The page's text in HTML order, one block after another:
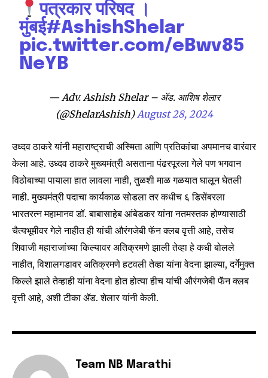
SUBSCRIBERS and be part of the
conversation.
To subscribe, simply enter your email address on our website
or click the subscribe button below. Don't worry, we respect
your privacy and won't spam your inbox. Your information is
safe with us.
SUBSCRIBE
I've read and accept the Privacy Policy .
पत्रकार परिषद ।
मुंबई#AshishShelar
pic.twitter.com/eBwv85
NeYB
— Adv. Ashish Shelar – ॲड. आशिष शेलार
(@ShelarAshish)August 28, 2024
उध्दव ठाकरे यांनी महाराष्ट्राची अस्मिता आणि प्रतिकांचा अपमानच वारंवार
केला आहे. उध्दव ठाकरे मुख्यमंत्री असताना पंढरपूरला गेले पण भगवान
विठोबाच्या पायाला हात लावला नाही, तुळशी माळ गळयात घालून घेतली
नाही. मुख्यमंत्री पदाचा कार्यकाळ सोडला तर कधीच ६ डिसेंबरला
भारतरत्न महामानव डॉ. बाबासाहेब आंबेडकर यांना नतमस्तक होण्यासाठी
चैत्यभूमीवर गेले नाहीत ही यांची औरंगजेबी फॅन क्लब वृत्ती आहे, तसेच
शिवाजी महाराजांच्या किल्यावर अतिक्रमणे झाली तेव्हा हे कधी बोलले
नाहीत, विशालगडावर अतिक्रमणे हटवली तेव्हा यांना वेदना झाल्या, दर्गेमुक्त
किल्ले झाले तेव्हाही यांना वेदना होत होत्या हीच यांची औरंगजेबी फॅन क्लब
वृत्ती आहे, अशी टीका ॲड. शेलार यांनी केली.
Team NB Marathi